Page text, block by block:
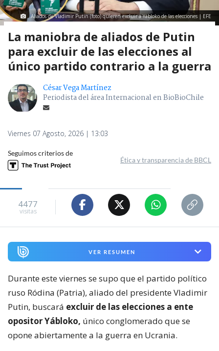
Aliados de Vladimir Putin (foto) quieren excluir a Yábloko de las elecciones | EFE
La maniobra de aliados de Putin
para excluir de las elecciones al
único partido contrario a la guerra
César Vega Martínez
Periodista del área Internacional en BioBioChile
Viernes 07 Agosto, 2026 | 13:03
Seguimos criterios de
Ética y transparencia de BBCL
4477
visitas
VER RESUMEN
Durante este viernes se supo que el partido político
ruso Ródina (Patria), aliado del presidente Vladimir
Putin, buscará excluir de las elecciones a ente
opositor Yábloko, único conglomerado que se
opone abiertamente a la guerra en Ucrania.